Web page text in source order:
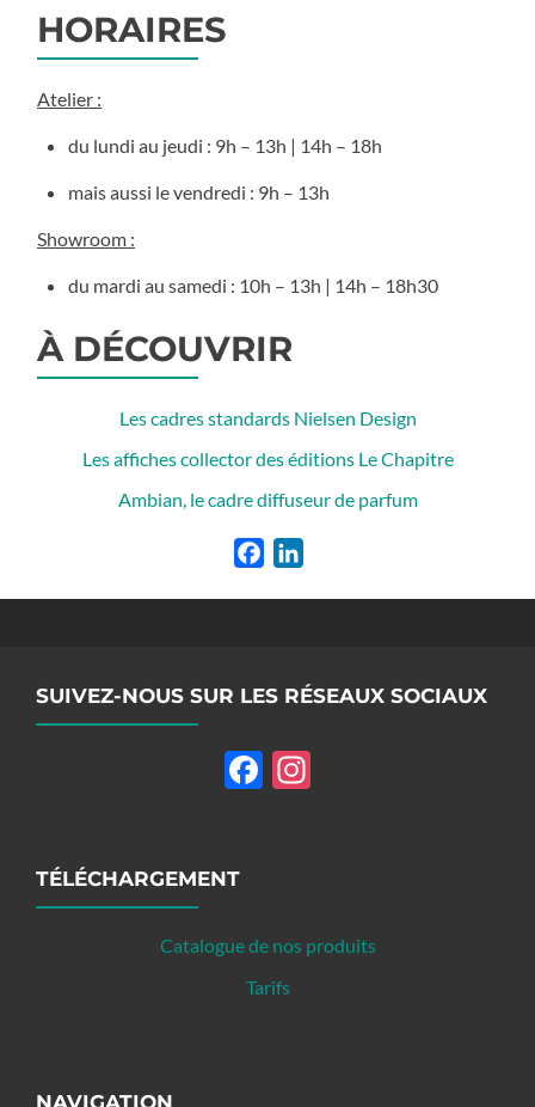
HORAIRES
Atelier :
du lundi au jeudi : 9h – 13h | 14h – 18h
mais aussi le vendredi : 9h – 13h
Showroom :
du mardi au samedi : 10h – 13h | 14h – 18h30
À DÉCOUVRIR
Les cadres standards Nielsen Design
Les affiches collector des éditions Le Chapitre
Ambian, le cadre diffuseur de parfum
Facebook
SUIVEZ-NOUS SUR LES RÉSEAUX SOCIAUX
Facebook
TÉLÉCHARGEMENT
Catalogue de nos produits
Tarifs